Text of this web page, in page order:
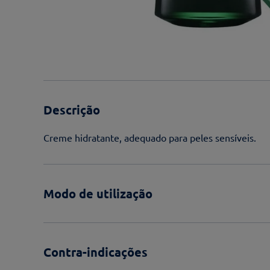
Descrição
Creme hidratante, adequado para peles sensíveis.
Modo de utilização
Contra-indicações